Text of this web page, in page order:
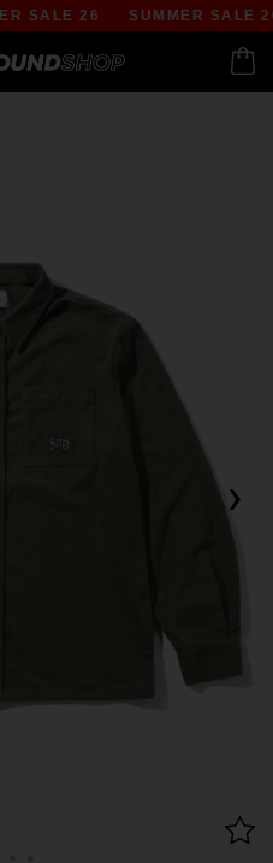
SALE 26 SUMMER SALE 26
›